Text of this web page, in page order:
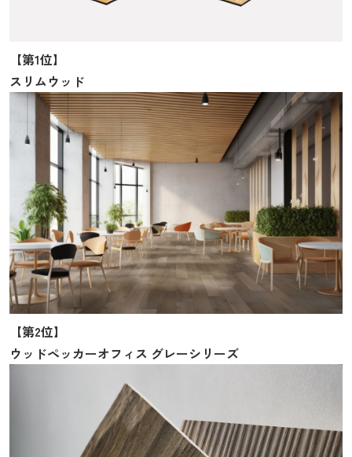
【第1位】
スリムウッド
【第2位】
ウッドペッカーオフィス グレーシリーズ